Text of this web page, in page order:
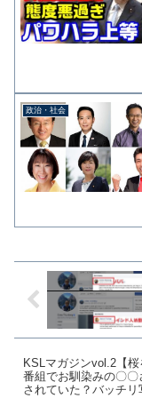
政治・社会
KSLマガジンvol.2【
番組でお馴染みの〇
されていた？バッチリ